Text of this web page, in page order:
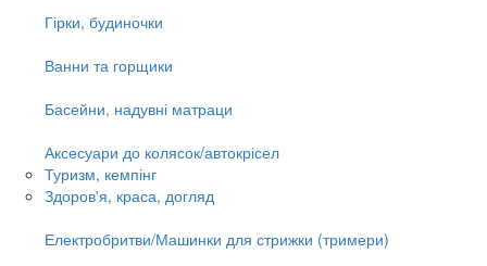
Гірки, будиночки
Ванни та горщики
Басейни, надувні матраци
Аксесуари до колясок/автокрісел
Туризм, кемпінг
Здоров'я, краса, догляд
Електробритви/Машинки для стрижки (тримери)